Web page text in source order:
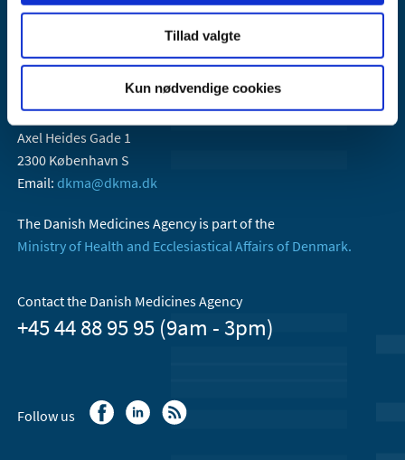
Tillad valgte
Kun nødvendige cookies
Danish Medicines Agency
Axel Heides Gade 1
2300 København S
Email: dkma@dkma.dk
The Danish Medicines Agency is part of the
Ministry of Health and Ecclesiastical Affairs of Denmark.
Contact the Danish Medicines Agency
+45 44 88 95 95 (9am - 3pm)
Follow us